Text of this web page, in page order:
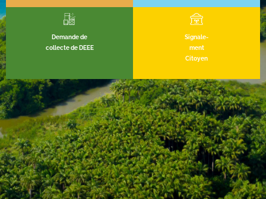
Demande de
collecte de DEEE
Signale-
ment
Citoyen